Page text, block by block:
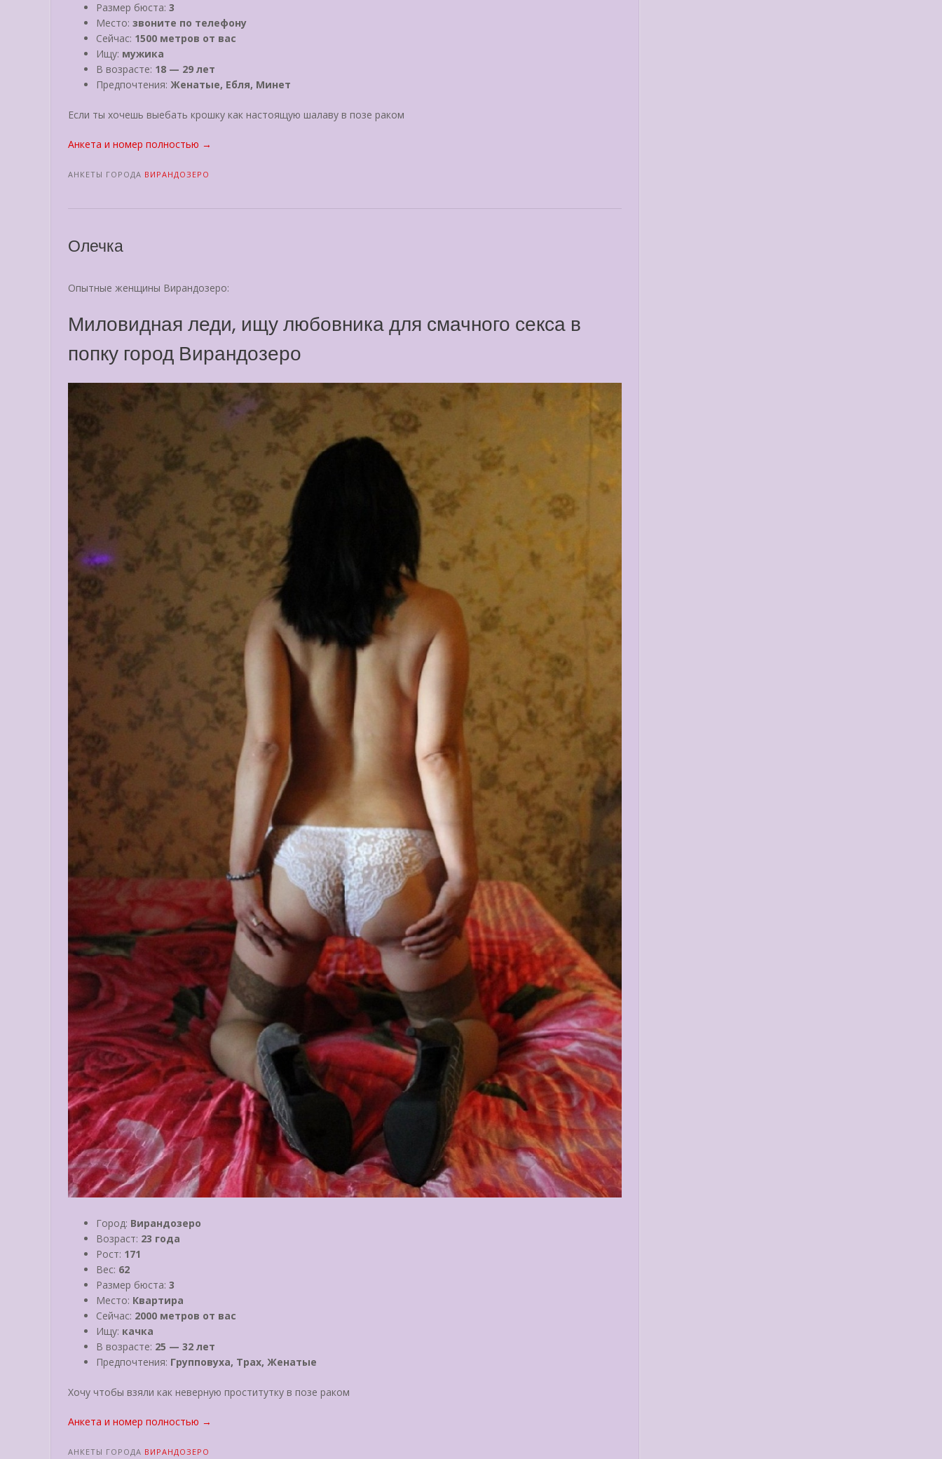
Размер бюста: 3
Место: звоните по телефону
Сейчас: 1500 метров от вас
Ищу: мужика
В возрасте: 18 — 29 лет
Предпочтения: Женатые, Ебля, Минет
Если ты хочешь выебать крошку как настоящую шалаву в позе раком
Анкета и номер полностью «Ольга»
→
АНКЕТЫ ГОРОДА ВИРАНДОЗЕРО
Олечка
Опытные женщины Вирандозеро:
Миловидная леди, ищу любовника для смачного секса в
попку город Вирандозеро
Город: Вирандозеро
Возраст: 23 года
Рост: 171
Вес: 62
Размер бюста: 3
Место: Квартира
Сейчас: 2000 метров от вас
Ищу: качка
В возрасте: 25 — 32 лет
Предпочтения: Групповуха, Трах, Женатые
Хочу чтобы взяли как неверную проститутку в позе раком
Анкета и номер полностью «Олечка»
→
АНКЕТЫ ГОРОДА ВИРАНДОЗЕРО